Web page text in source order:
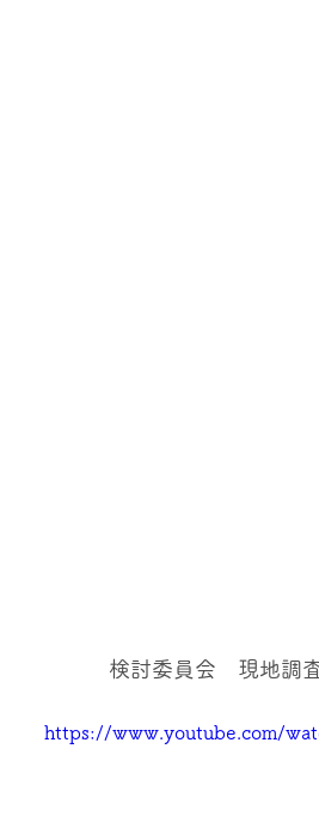
検討委員会　現地調査
https://www.youtube.com/